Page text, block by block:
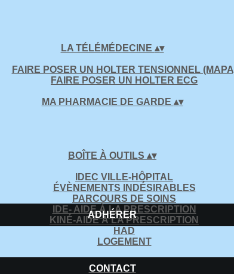
LA TÉLÉMÉDECINE ▴▾
FAIRE POSER UN HOLTER TENSIONNEL
FAIRE POSER UN HOLTER ECG
MA PHARMACIE DE GARDE ▴▾
BOÎTE À OUTILS ▴▾
IDEC VILLE-HÔPITAL
ÉVÈNEMENTS INDÉSIRABLES
PARCOURS DE SOINS
IDE- AIDE À LA PRESCRIPTION
KINÉ-AIDE À LA PRESCRIPTION
HAD
LOGEMENT
ADHÉRER
CONTACT